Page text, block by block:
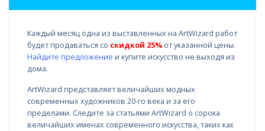
Каждый месяц одна из выставленных на ArtWizard работ
будет продаваться со скидкой 25% от указанной цены.
Найдите предложение и купите искусство не выходя из
дома.
ArtWizard представляет величайших модных
современных художников 20-го века и за его
пределами. Следите за статьями ArtWizard о сорока
величайших именах современного искусства, таких как